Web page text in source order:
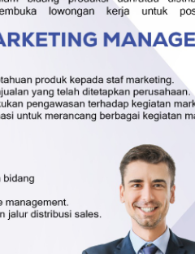
di PT Damai Global Synergy
di Candi Elektronik Sukoharjo
Posisi Crew Outlet
di PT Elvas Grafika
Tiga Likuid Plastindo & PT Likuid
di PT Quark Quality Pack
Ice Cream, Tea & Coffee Gatot